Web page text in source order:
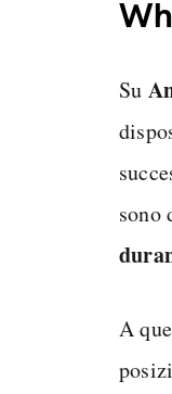
Su
sono
A